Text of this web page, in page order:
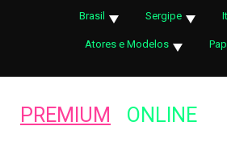
Brasil Sergipe
Atores e Modelos
PREMIUM ONLINE